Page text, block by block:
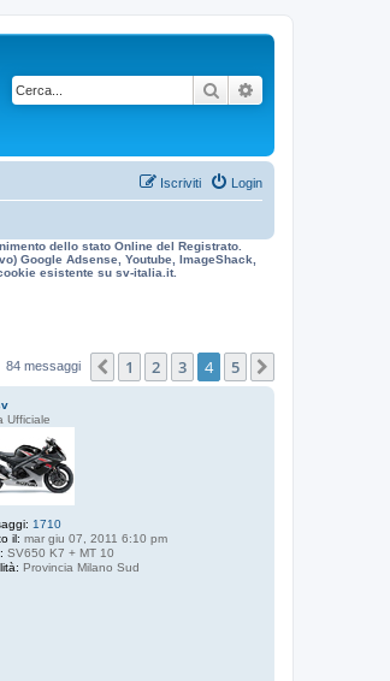
Cerca
Login
Iscriviti
dello stato Online del Registrato.
Google Adsense, Youtube, ImageShack,
esistente su sv-italia.it.
84 messaggi Precedente
1 2 3 4 5
Ufficiale
1710
il: mar giu 07, 2011 6:10 pm
SV650 K7 + MT 10
Provincia Milano Sud